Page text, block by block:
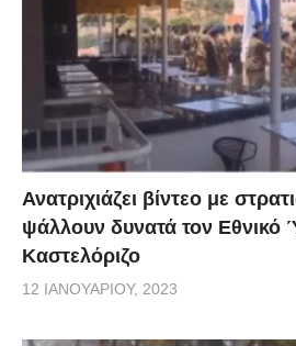
Ανατριχιάζει βίντεο με
ψάλλουν δυνατά τον Εθνικό
Καστελόριζο
12 ΙΑΝΟΥΑΡΊΟΥ, 2023